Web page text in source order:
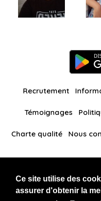
Ce site utilise des
assurer d'obtenir la
Recrutement
Témoignages
Charte qualité Nous